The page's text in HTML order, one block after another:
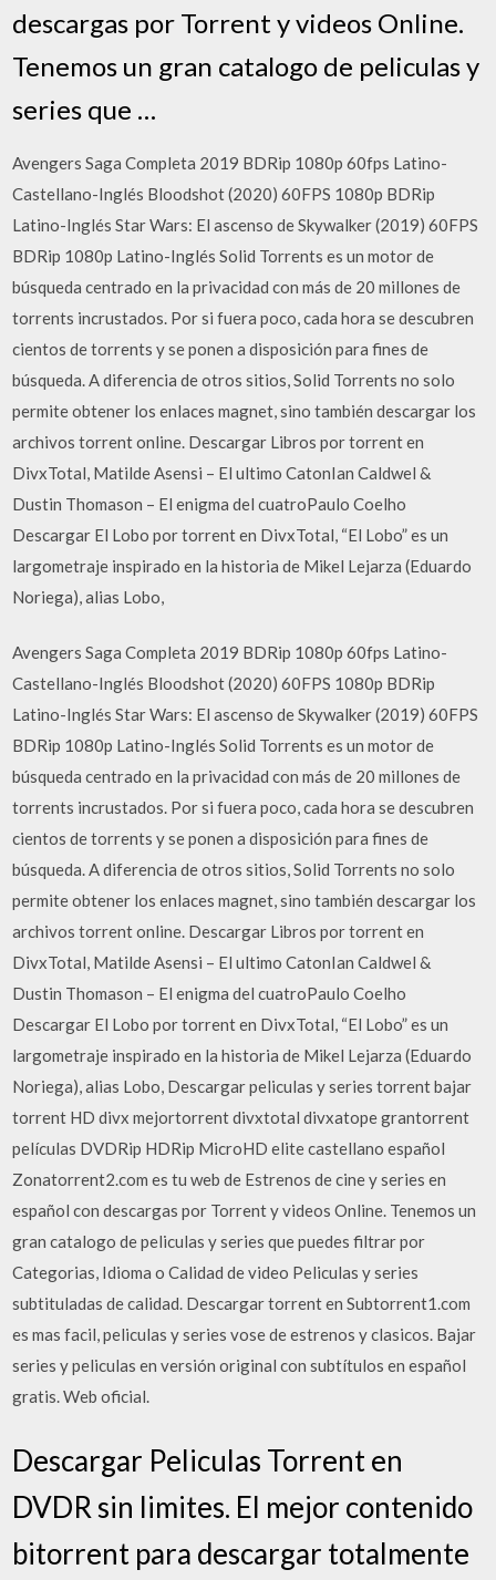
descargas por Torrent y videos Online.
Tenemos un gran catalogo de peliculas y
series que …
Avengers Saga Completa 2019 BDRip 1080p 60fps Latino-
Castellano-Inglés Bloodshot (2020) 60FPS 1080p BDRip
Latino-Inglés Star Wars: El ascenso de Skywalker (2019) 60FPS
BDRip 1080p Latino-Inglés Solid Torrents es un motor de
búsqueda centrado en la privacidad con más de 20 millones de
torrents incrustados. Por si fuera poco, cada hora se descubren
cientos de torrents y se ponen a disposición para fines de
búsqueda. A diferencia de otros sitios, Solid Torrents no solo
permite obtener los enlaces magnet, sino también descargar los
archivos torrent online. Descargar Libros por torrent en
DivxTotal, Matilde Asensi – El ultimo CatonIan Caldwel &
Dustin Thomason – El enigma del cuatroPaulo Coelho
Descargar El Lobo por torrent en DivxTotal, “El Lobo” es un
largometraje inspirado en la historia de Mikel Lejarza (Eduardo
Noriega), alias Lobo,
Avengers Saga Completa 2019 BDRip 1080p 60fps Latino-
Castellano-Inglés Bloodshot (2020) 60FPS 1080p BDRip
Latino-Inglés Star Wars: El ascenso de Skywalker (2019) 60FPS
BDRip 1080p Latino-Inglés Solid Torrents es un motor de
búsqueda centrado en la privacidad con más de 20 millones de
torrents incrustados. Por si fuera poco, cada hora se descubren
cientos de torrents y se ponen a disposición para fines de
búsqueda. A diferencia de otros sitios, Solid Torrents no solo
permite obtener los enlaces magnet, sino también descargar los
archivos torrent online. Descargar Libros por torrent en
DivxTotal, Matilde Asensi – El ultimo CatonIan Caldwel &
Dustin Thomason – El enigma del cuatroPaulo Coelho
Descargar El Lobo por torrent en DivxTotal, “El Lobo” es un
largometraje inspirado en la historia de Mikel Lejarza (Eduardo
Noriega), alias Lobo, Descargar peliculas y series torrent bajar
torrent HD divx mejortorrent divxtotal divxatope grantorrent
películas DVDRip HDRip MicroHD elite castellano español
Zonatorrent2.com es tu web de Estrenos de cine y series en
español con descargas por Torrent y videos Online. Tenemos un
gran catalogo de peliculas y series que puedes filtrar por
Categorias, Idioma o Calidad de video Peliculas y series
subtituladas de calidad. Descargar torrent en Subtorrent1.com
es mas facil, peliculas y series vose de estrenos y clasicos. Bajar
series y peliculas en versión original con subtítulos en español
gratis. Web oficial.
Descargar Peliculas Torrent en
DVDR sin limites. El mejor contenido
bitorrent para descargar totalmente